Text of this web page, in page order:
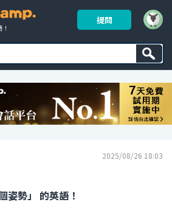
提問
2025/08/26 18:03
姿勢」 的英語！